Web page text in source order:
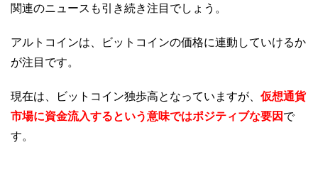
関連のニュースも引き続き注目でしょう。
アルトコインは、ビットコインの価格に連動していけるか
が注目です。
現在は、ビットコイン独歩高となっていますが、 仮想通貨
市場に資金流入するという意味ではポジティブな要因 で
す。